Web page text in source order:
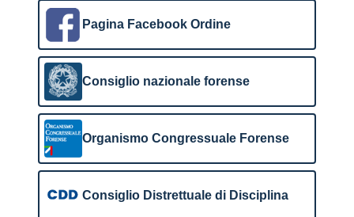
Pagina Facebook Ordine
Consiglio nazionale forense
Organismo Congressuale Forense
Consiglio Distrettuale di Disciplina